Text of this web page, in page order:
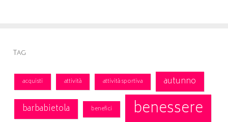
Tag
acquisti attività attività sportiva
autunno
barbabietola
benefici benessere